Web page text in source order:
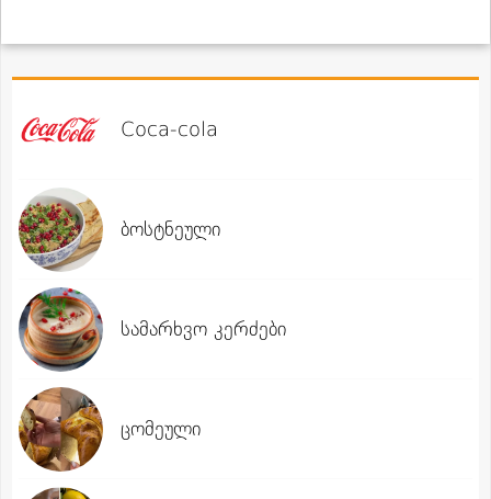
Coca-cola
ბოსტნეული
სამარხვო კერძები
ცომეული